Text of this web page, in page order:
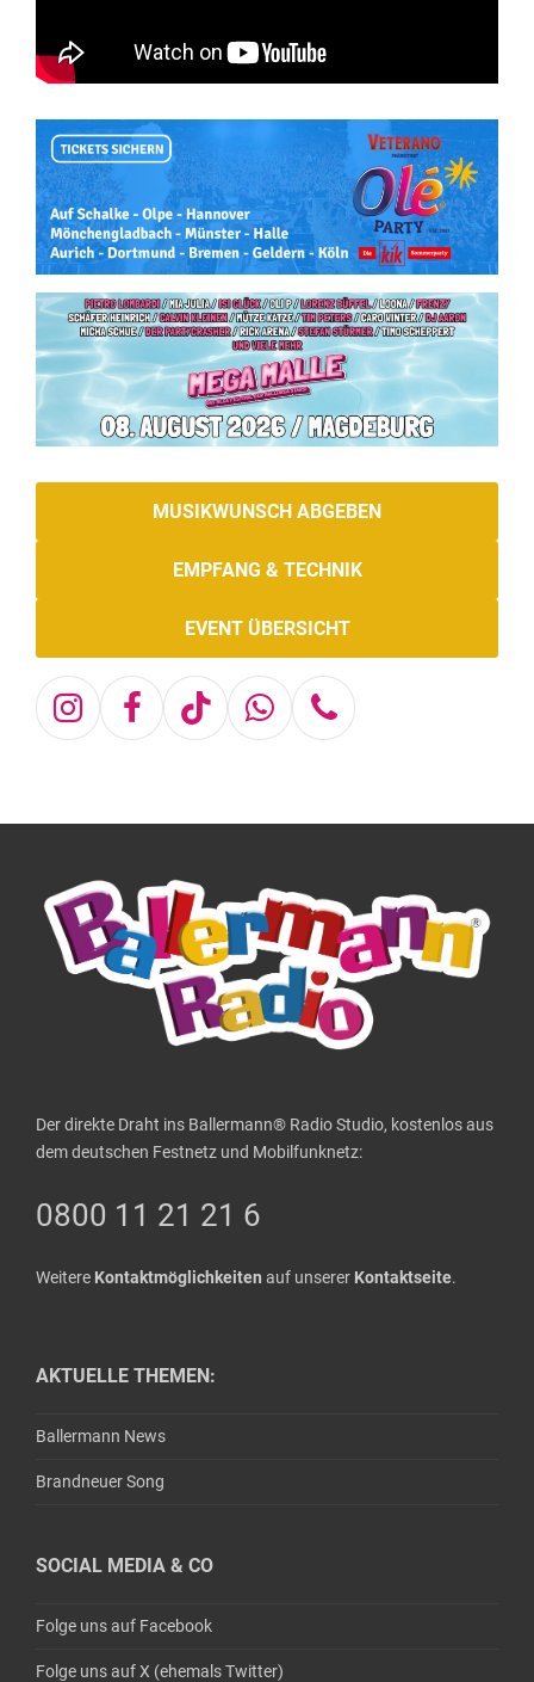
MUSIKWUNSCH ABGEBEN
EMPFANG & TECHNIK
EVENT ÜBERSICHT
Instagram
Facebook
TiktokWhatsapp
Telefon
Der direkte Draht ins Ballermann® Radio Studio, kostenlos aus
dem deutschen Festnetz und Mobilfunknetz:
0800 11 21 21 6
Weitere Kontaktmöglichkeiten auf unserer Kontaktseite.
AKTUELLE THEMEN:
Ballermann News
Brandneuer Song
SOCIAL MEDIA & CO
Folge uns auf Facebook
Folge uns auf X (ehemals Twitter)